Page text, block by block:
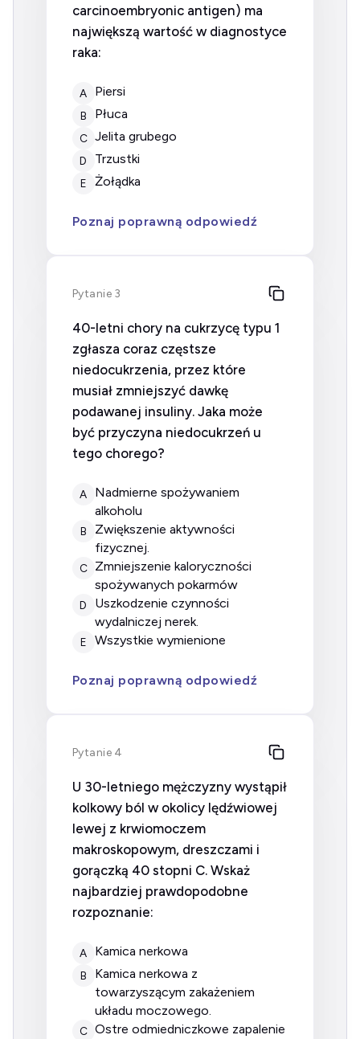
carcinoembryonic antigen) ma
największą wartość w diagnostyce
raka:
A Piersi
B Płuca
C Jelita grubego
D Trzustki
E Żołądka
Poznaj poprawną odpowiedź
Pytanie 3
40-letni chory na cukrzycę typu 1
zgłasza coraz częstsze
niedocukrzenia, przez które
musiał zmniejszyć dawkę
podawanej insuliny. Jaka może
być przyczyna niedocukrzeń u
tego chorego?
A
nadmierne spożywaniem
alkoholu
B
zwiększenie aktywności
fizycznej.
C
zmniejszenie kaloryczności
spożywanych pokarmów
D
uszkodzenie czynności
wydalniczej nerek.
E wszystkie wymienione
Poznaj poprawną odpowiedź
Pytanie 4
U 30-letniego mężczyzny wystąpił
kolkowy ból w okolicy lędźwiowej
lewej z krwiomoczem
makroskopowym, dreszczami i
gorączką 40 stopni C. Wskaż
najbardziej prawdopodobne
rozpoznanie:
A kamica nerkowa
B
kamica nerkowa z
towarzyszącym zakażeniem
układu moczowego.
C ostre odmiedniczkowe zapalenie